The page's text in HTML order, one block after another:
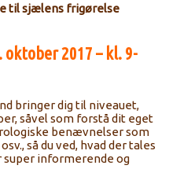
til sjælens frigørelse
oktober 2017 – kl. 9-
bringer dig til niveauet,
såvel som forstå dit eget
benævnelser som
så du ved, hvad der tales
super informerende og